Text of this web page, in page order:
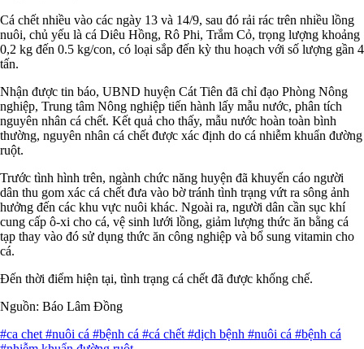
Cá chết nhiều vào các ngày 13 và 14/9, sau đó rải rác trên nhiều lồng
nuôi, chủ yếu là cá Diêu Hồng, Rô Phi, Trắm Cỏ, trọng lượng khoảng
0,2 kg đến 0.5 kg/con, có loại sắp đến kỳ thu hoạch với số lượng gần 4
tấn.
Nhận được tin báo, UBND huyện Cát Tiên đã chỉ đạo Phòng Nông
nghiệp, Trung tâm Nông nghiệp tiến hành lấy mẫu nước, phân tích
nguyên nhân cá chết. Kết quả cho thấy, mẫu nước hoàn toàn bình
thường, nguyên nhân cá chết được xác định do cá nhiễm khuẩn đường
ruột.
Trước tình hình trên, ngành chức năng huyện đã khuyến cáo người
dân thu gom xác cá chết đưa vào bờ tránh tình trạng vứt ra sông ảnh
hưởng đến các khu vực nuôi khác. Ngoài ra, người dân cần sục khí
cung cấp ô-xi cho cá, vệ sinh lưới lồng, giảm lượng thức ăn bằng cá
tạp thay vào đó sử dụng thức ăn công nghiệp và bổ sung vitamin cho
cá.
Đến thời điểm hiện tại, tình trạng cá chết đã được khống chế.
Nguồn: Báo Lâm Đồng
#ca chet #nuôi cá #bệnh cá #cá chết #dịch bệnh #nuôi cá #bệnh cá